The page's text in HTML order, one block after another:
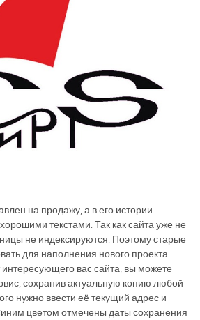
на продажу, а в его истории
текстами. Так как сайта уже не
не индексируются. Поэтому старые
для наполнения нового проекта.
вас сайта, вы можете
сохранив актуальную копию любой
нужно ввести её текущий адрес и
цветом отмечены даты сохранения